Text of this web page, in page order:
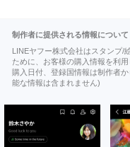
制作者に提供される情報について
LINEヤフー株式会社はスタンプ/
ために、お客様の購入情報を利用
購入日付、登録国情報は制作者
能な情報は含まれません)